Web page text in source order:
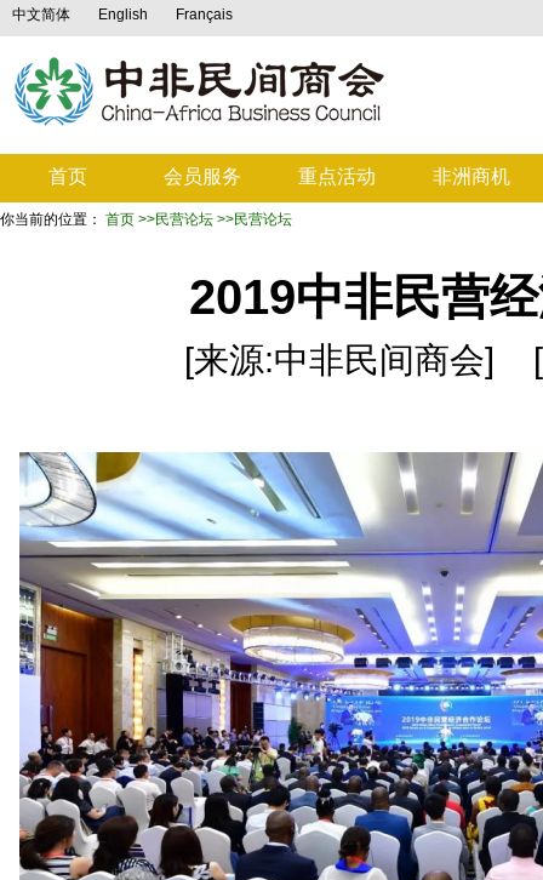
中文简体 English Français
首页 会员服务 重点活动 非洲商机
你当前的位置： 首页 >>民营论坛 >>民营论坛
2019中非民营
[来源:中非民间商会] [